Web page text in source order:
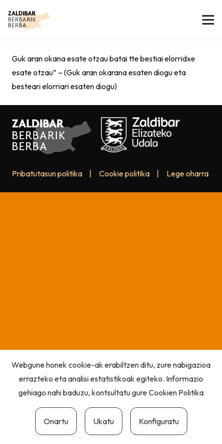
Guk aran okana esate otzau batai tte bestiai elorridxe
esate otzau” – (Guk aran okarana esaten diogu eta
besteari elorriari esaten diogu)
Pribatutasun politika Cookie politika Lege oharra
Webgune honek cookie-ak erabiltzen ditu, zure nabigazioa
errazteko eta analisi estatistikoak egiteko. Informazio
gehiago nahi baduzu, kontsultatu gureCookien Politika
Onartu Ukatu Konfiguratu